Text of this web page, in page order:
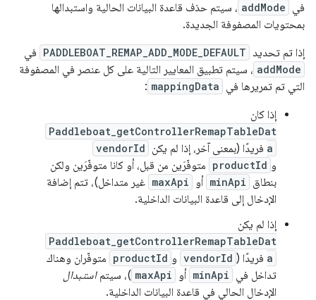
في addMode ، سيتم حذف قاعدة البيانات الحالية واستبدالها
بمحتويات المصفوفة الجديدة.
إذا تم تحديد PADDLEBOAT_REMAP_ADD_MODE_DEFAULT في
addMode ، سيتم تطبيق المعايير التالية على كل عنصر في المصفوفة
التي تم تمريرها في mappingData
:
إذا كان
Paddleboat_getControllerRemapTableDat
a فريدًا (بمعنى آخر، إذا لم يكن vendorId
و productId متوفّرَين من قبل، أو كانا متوفّرَين ولكن
بنطاق minApi أو maxApi غير متداخل)، تتم إضافة
الإدخال إلى قاعدة البيانات الداخلية.
إذا لم يكن
Paddleboat_getControllerRemapTableDat
a فريدًا ( vendorId و productId متوفّران وهناك
تداخل في minApi أو maxApi )، سيتماستبدال
الإدخال الحالي في قاعدة البيانات الداخلية.